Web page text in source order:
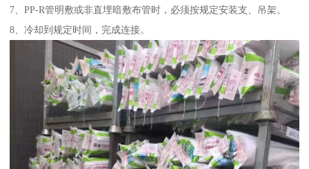
7、PP-R管明敷或非直埋暗敷布管时，必须按规定安装支、吊架。
8、冷却到规定时间，完成连接。